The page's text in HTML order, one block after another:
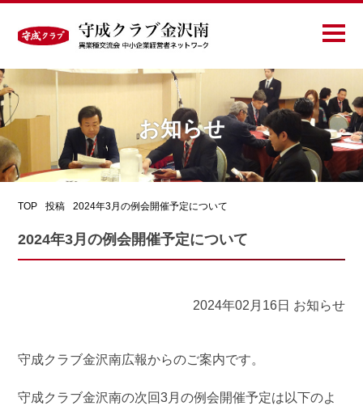
お知らせ
TOP 投稿 2024年3月の例会開催予定について
2024年3月の例会開催予定について
2024年02月16日 お知らせ
守成クラブ金沢南広報からのご案内です。
守成クラブ金沢南の次回3月の例会開催予定は以下のよ